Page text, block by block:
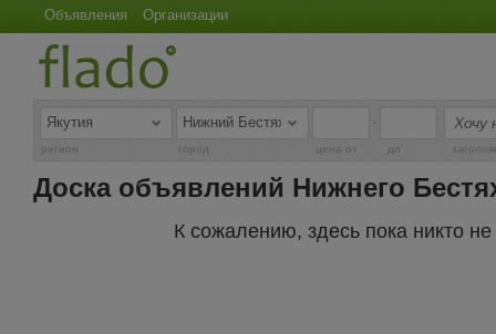
Объявления Организации
-
регион город цена от до
Доска объявлений Нижнего
К сожалению, здесь пока никто